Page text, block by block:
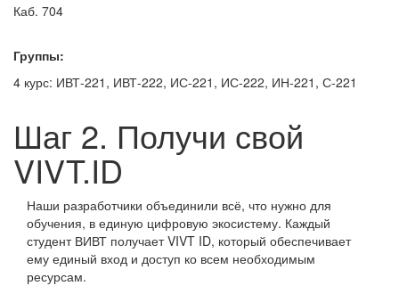
Каб. 704
Группы:
4 курс: ИВТ-221, ИВТ-222, ИС-221, ИС-222, ИН-221, С-221
Шаг 2. Получи свой
VIVT.ID
Наши разработчики объединили всё, что нужно для
обучения, в единую цифровую экосистему. Каждый
студент ВИВТ получает VIVT ID, который обеспечивает
ему единый вход и доступ ко всем необходимым
ресурсам.